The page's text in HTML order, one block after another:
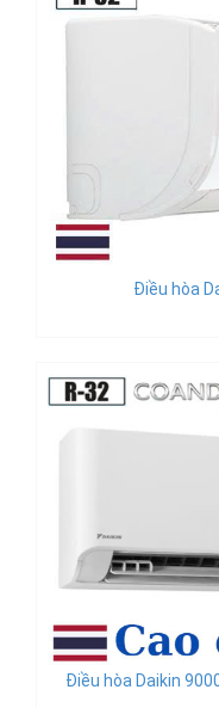
Điều hòa
Điều hòa Daikin